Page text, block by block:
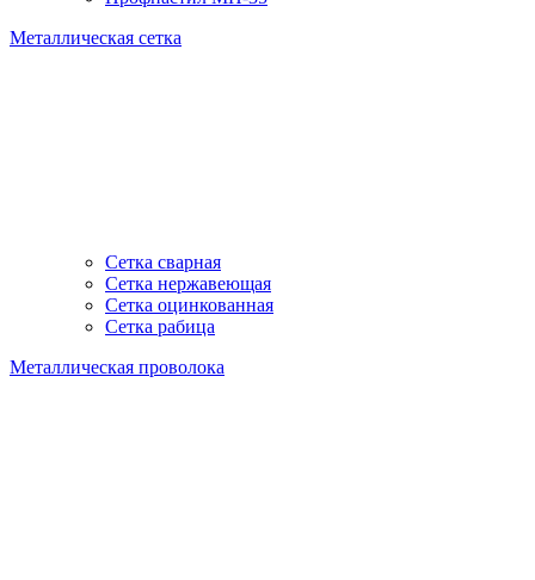
Металлическая сетка
Сетка сварная
Сетка нержавеющая
Сетка оцинкованная
Сетка рабица
Металлическая проволока